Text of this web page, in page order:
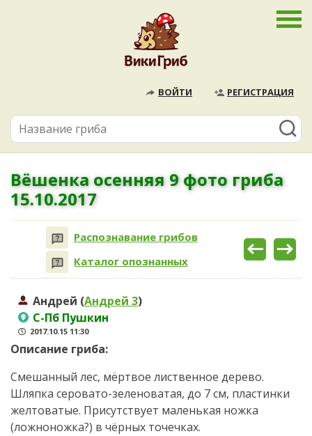
ВОЙТИ РЕГИСТРАЦИЯ
Вёшенка осенняя 9 фото гриба
15.10.2017
Распознавание грибов
Каталог опознанных
Андрей (Андрей 3)
С-Пб Пушкин
2017.10.15 11:30
Описание гриба:
Смешанный лес, мёртвое лиственное дерево.
Шляпка серовато-зеленоватая, до 7 см, пластинки
желтоватые. Присутствует маленькая ножка
(ложноножка?) в чёрных точечках.